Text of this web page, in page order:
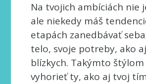
Na tvojich ambíciách nie
ale niekedy máš
etapách zanedbávať
telo, svoje potreby, ako
blízkych. Takýmto
vyhorieť ty, ako aj tvoj